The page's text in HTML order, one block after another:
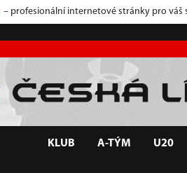
– profesionální internetové stránky pro váš
KLUB A-TÝM U20